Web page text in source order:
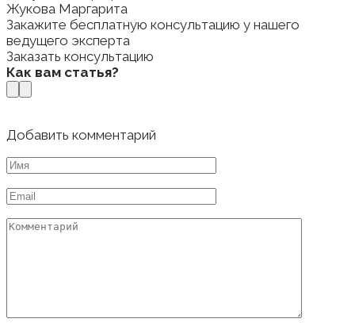
Жукова Маргарита
Закажите бесплатную консультацию у нашего
ведущего эксперта
Заказать консультацию
Как вам статья?
Добавить комментарий
Имя
Email
Комментарий